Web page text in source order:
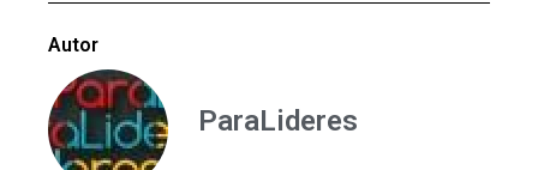
Autor
ParaLideres